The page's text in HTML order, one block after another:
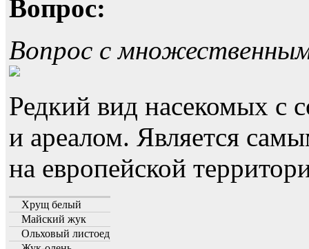
Вопрос:
Вопрос с
Редкий вид насекомых с
и ареалом. Является
на европейской
Хрущ белый
Майский жук
Ольховый листоед